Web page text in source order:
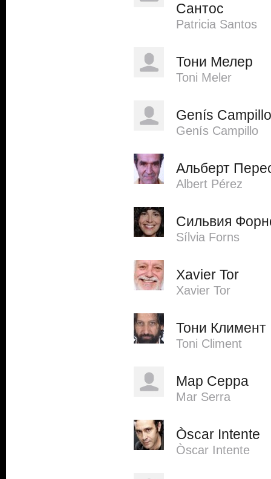
Сантос
Patricia Santos
Тони Мелер
Toni Meler
Genís Campillo
Genís Campillo
Альберт
Albert Pérez
Сильвия
Sílvia Forns
Xavier Tor
Xavier Tor
Тони Климент
Toni Climent
Мар Серра
Mar Serra
Òscar Intente
Òscar Intente